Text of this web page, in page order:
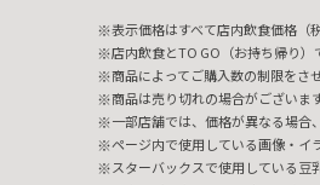
表示価格はすべて店内飲食価格（
店内飲食とTO GO（お持ち帰り）
商品によってご購入数の制限をさ
商品は売り切れの場合がございます
一部店舗では、価格が異なる場合
ページ内で使用している画像・イ
スターバックスで使用している豆